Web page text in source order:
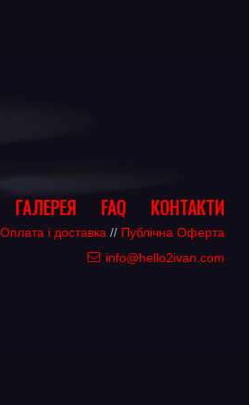
ГАЛЕРЕЯ FAQ КОНТАКТИ
Оплата і доставка // Публічна Оферта
info@hello2ivan.com